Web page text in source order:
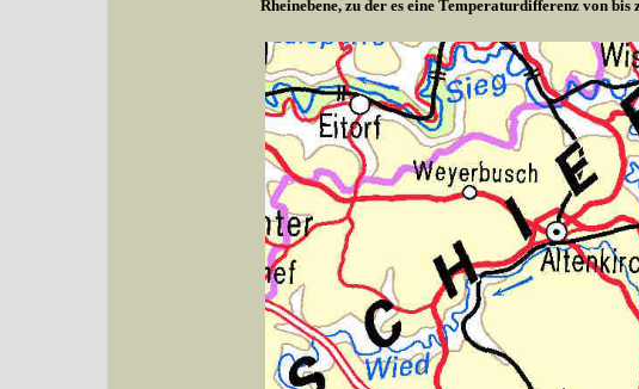
Rheinebene, zu der es eine Temperaturdifferenz von bis